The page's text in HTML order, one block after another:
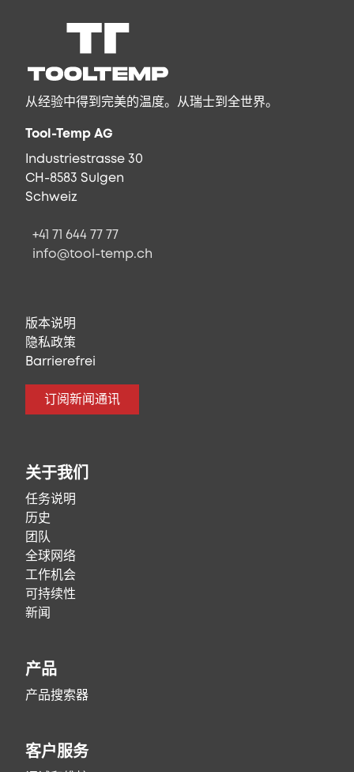
从经验中得到完美的温度。从瑞士到全世界。
Tool-Temp AG
Industriestrasse 30
CH-8583 Sulgen
Schweiz
+41 71 644 77 77
info@tool-temp.ch
版本说明
隐私政策
Barrierefrei
订阅新闻通讯
关于我们
任务说明
历史
团队
全球网络
工作机会
可持续性
新闻
产品
产品搜索器
客户服务